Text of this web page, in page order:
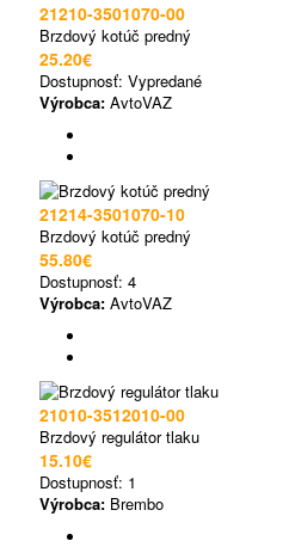
21210-3501070-00
Brzdový kotúč predný
25.20€
Dostupnosť: Vypredané
Výrobca: AvtoVAZ
21214-3501070-10
Brzdový kotúč predný
55.80€
Dostupnosť: 4
Výrobca: AvtoVAZ
21010-3512010-00
Brzdový regulátor tlaku
15.10€
Dostupnosť: 1
Výrobca: Brembo